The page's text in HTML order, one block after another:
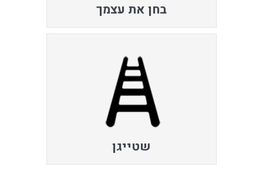
בחן את עצמך
שטייגן